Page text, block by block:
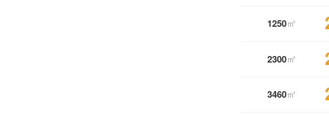
1250㎡
2300㎡
3460㎡